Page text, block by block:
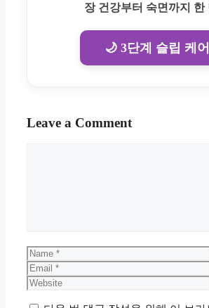
장 건강부터 숙면까지 한
🌙 3단계 슬립 케어
Leave a Comment
Name